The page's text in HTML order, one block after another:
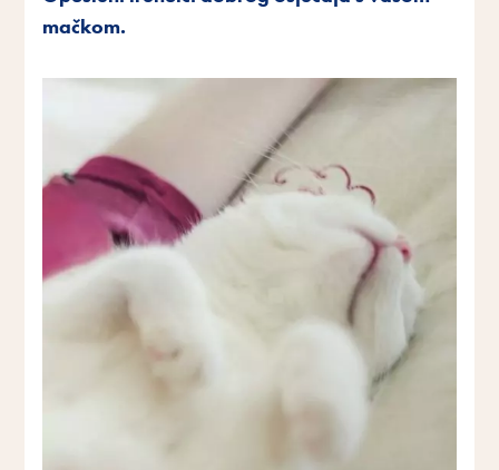
mačkom.